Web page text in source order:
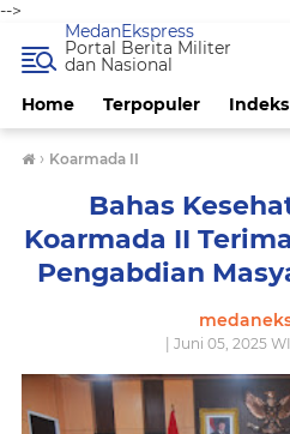
-->
Home Terpopuler Indeks
MedanEkspress
Portal Berita Militer
dan Nasional
› Koarmada II
Bahas
Koarmada II
Pengabdian
| Juni 05, 2025